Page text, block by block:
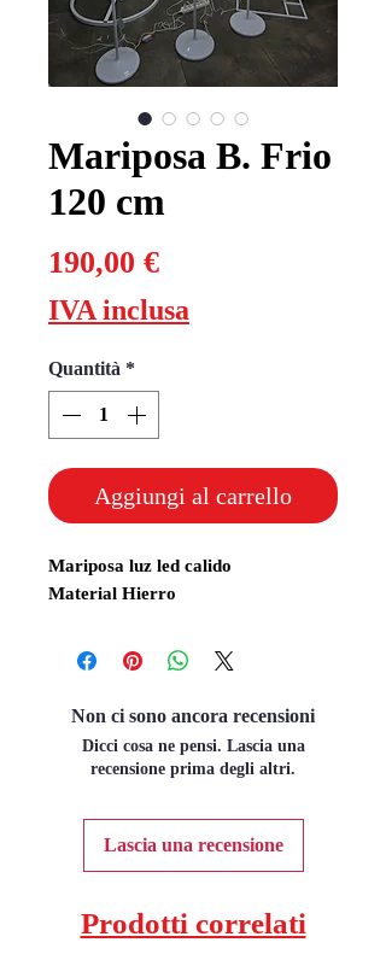
Mariposa B. Frio
120 cm
190,00 €Prezzo
IVA inclusa
Quantità *
Aggiungi al carrello
Mariposa luz led calido
Material Hierro
Non ci sono ancora recensioni
Dicci cosa ne pensi. Lascia una
recensione prima degli altri.
Lascia una recensione
Prodotti correlati